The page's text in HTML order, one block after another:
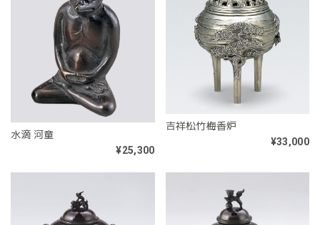
水滴 河童
¥25,300
吉祥松竹梅香炉
¥33,000